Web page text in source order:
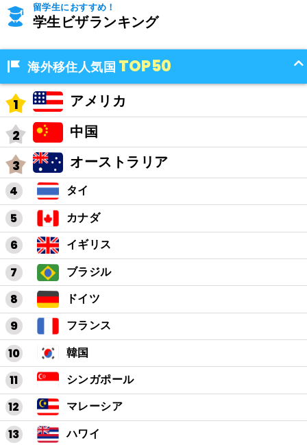
留学生におすすめ！
学生ビザランキング
海外移住人気国 TOP50
アメリカ
中国
オーストラリア
タイ
カナダ
イギリス
ブラジル
ドイツ
フランス
韓国
シンガポール
マレーシア
ハワイ